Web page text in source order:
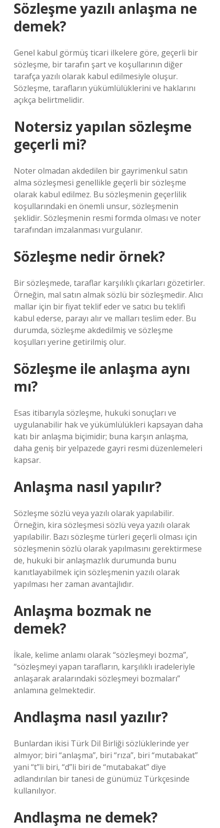
Sözleşme yazılı anlaşma ne
demek?
Genel kabul görmüş ticari ilkelere göre, geçerli bir
sözleşme, bir tarafın şart ve koşullarının diğer
tarafça yazılı olarak kabul edilmesiyle oluşur.
Sözleşme, tarafların yükümlülüklerini ve haklarını
açıkça belirtmelidir.
Notersiz yapılan sözleşme
geçerli mi?
Noter olmadan akdedilen bir gayrimenkul satın
alma sözleşmesi genellikle geçerli bir sözleşme
olarak kabul edilmez. Bu sözleşmenin geçerlilik
koşullarındaki en önemli unsur, sözleşmenin
şeklidir. Sözleşmenin resmi formda olması ve noter
tarafından imzalanması vurgulanır.
Sözleşme nedir örnek?
Bir sözleşmede, taraflar karşılıklı çıkarları gözetirler.
Örneğin, mal satın almak sözlü bir sözleşmedir. Alıcı
mallar için bir fiyat teklif eder ve satıcı bu teklifi
kabul ederse, parayı alır ve malları teslim eder. Bu
durumda, sözleşme akdedilmiş ve sözleşme
koşulları yerine getirilmiş olur.
Sözleşme ile anlaşma aynı
mı?
Esas itibarıyla sözleşme, hukuki sonuçları ve
uygulanabilir hak ve yükümlülükleri kapsayan daha
katı bir anlaşma biçimidir; buna karşın anlaşma,
daha geniş bir yelpazede gayri resmi düzenlemeleri
kapsar.
Anlaşma nasıl yapılır?
Sözleşme sözlü veya yazılı olarak yapılabilir.
Örneğin, kira sözleşmesi sözlü veya yazılı olarak
yapılabilir. Bazı sözleşme türleri geçerli olması için
sözleşmenin sözlü olarak yapılmasını gerektirmese
de, hukuki bir anlaşmazlık durumunda bunu
kanıtlayabilmek için sözleşmenin yazılı olarak
yapılması her zaman avantajlıdır.
Anlaşma bozmak ne
demek?
İkale, kelime anlamı olarak “sözleşmeyi bozma”,
“sözleşmeyi yapan tarafların, karşılıklı iradeleriyle
anlaşarak aralarındaki sözleşmeyi bozmaları”
anlamına gelmektedir.
Andlaşma nasıl yazılır?
Bunlardan ikisi Türk Dil Birliği sözlüklerinde yer
almıyor; biri “anlaşma”, biri “rıza”, biri “mutabakat”
yani “t”li biri, “d”li biri de “mutabakat” diye
adlandırılan bir tanesi de günümüz Türkçesinde
kullanılıyor.
Andlaşma ne demek?